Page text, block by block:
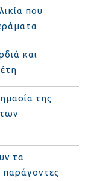
που
και
της
τα
παράγοντες